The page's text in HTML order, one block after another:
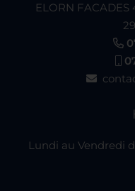
ELORN FACADES
Lundi au Vendredi